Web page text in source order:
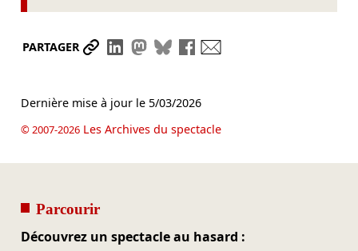
PARTAGER Partager le lien
Partager sur LinkedIn
Partager sur Mastodon
Partager sur Bluesky
Partager sur Facebook
Dernière mise à jour le 5/03/2026
© 2007-2026Les Archives du spectacle
Parcourir
Découvrez un spectacle au hasard :